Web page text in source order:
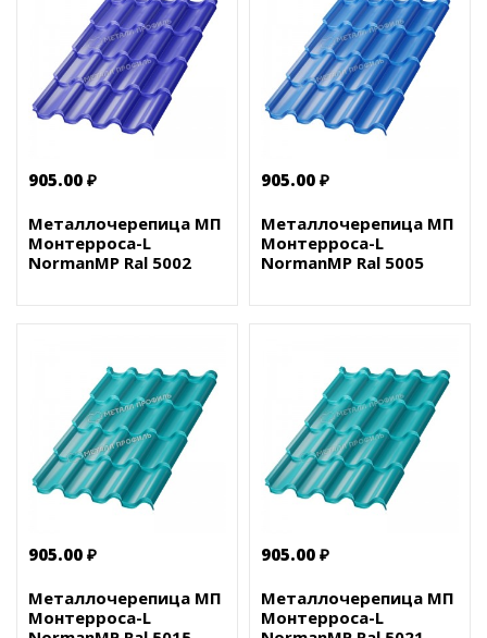
905.00 ₽
Металлочерепица МП
Монтерроса-L
NormanMP Ral 5002
905.00 ₽
Металлочерепица МП
Монтерроса-L
NormanMP Ral 5005
905.00 ₽
Металлочерепица МП
Монтерроса-L
905.00 ₽
Металлочерепица МП
Монтерроса-L